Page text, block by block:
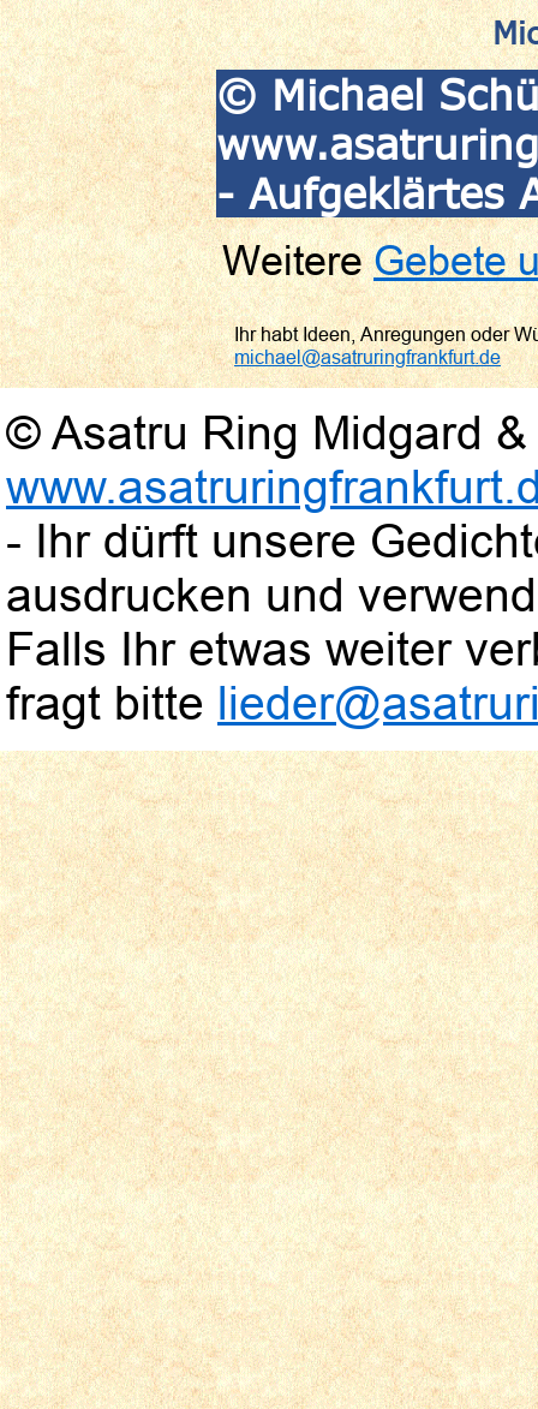
© Michael
- Aufgeklärtes
WeitereGebete
Ihr habt Ideen, Anregungen oder
michael@asatruringfrankfurt.de
© Asatru Ring Midgard
- Ihr dürft unsere
ausdrucken und
Falls Ihr etwas weiter
fragt bitte